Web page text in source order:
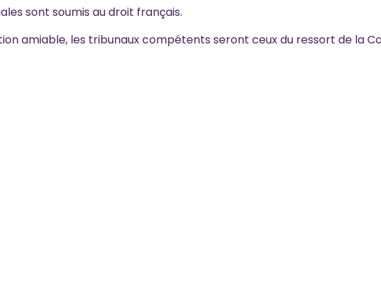
sont soumis au droit français.
amiable, les tribunaux compétents seront ceux du ressort de la